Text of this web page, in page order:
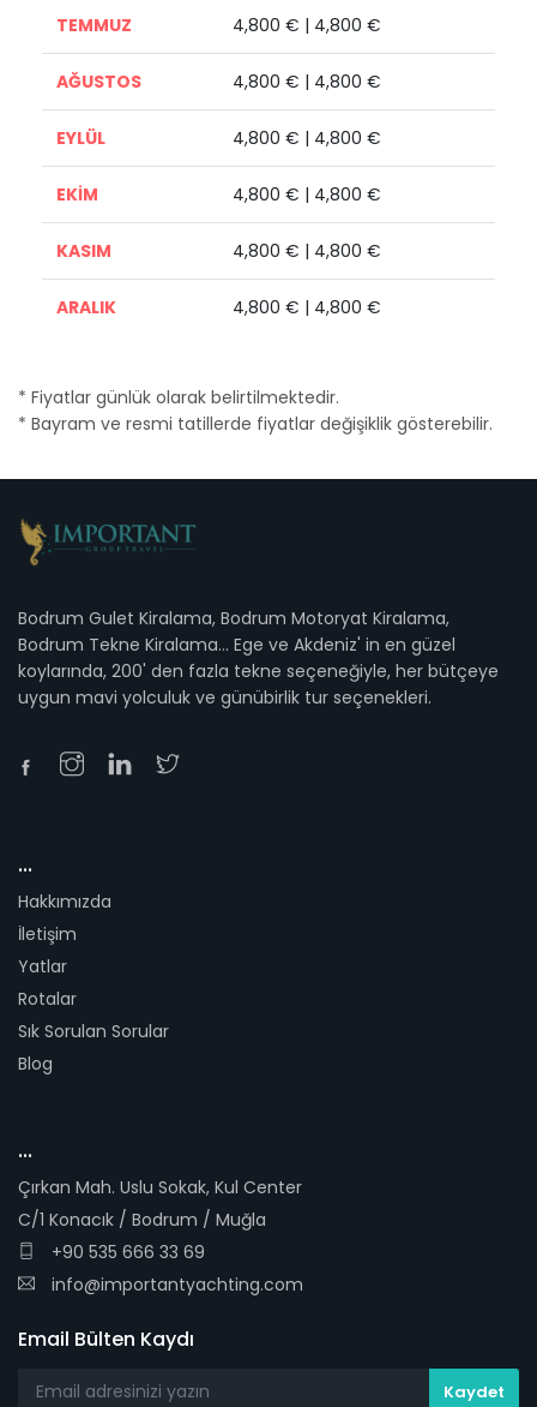
TEMMUZ 4,800 € | 4,800 €
AĞUSTOS 4,800 € | 4,800 €
EYLÜL 4,800 € | 4,800 €
EKİM 4,800 € | 4,800 €
KASIM 4,800 € | 4,800 €
ARALIK 4,800 € | 4,800 €
* Fiyatlar günlük olarak belirtilmektedir.
* Bayram ve resmi tatillerde fiyatlar değişiklik gösterebilir.
Bodrum Gulet Kiralama, Bodrum Motoryat Kiralama,
Bodrum Tekne Kiralama... Ege ve Akdeniz' in en güzel
koylarında, 200' den fazla tekne seçeneğiyle, her bütçeye
uygun mavi yolculuk ve günübirlik tur seçenekleri.
...
Hakkımızda
İletişim
Yatlar
Rotalar
Sık Sorulan Sorular
Blog
...
Çırkan Mah. Uslu Sokak, Kul Center
C/1 Konacık / Bodrum / Muğla
+90 535 666 33 69
info@importantyachting.com
Email Bülten Kaydı